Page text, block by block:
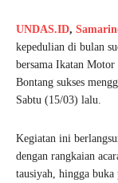
UNDAS.ID,
kepedulian di bulan
bersama Ikatan Motor
Bontang sukses
Sabtu (15/03) lalu.
Kegiatan ini
dengan rangkaian
tausiyah, hingga buka